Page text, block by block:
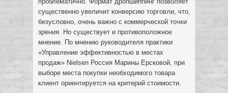
существенно увеличит конверсию торговли, что,
безусловно, очень важно с коммерческой точки
зрения. Но существует и противоположное
мнение. По мнению руководителя практики
«Управление эффективностью в местах
продаж» Nielsen Россия Марины Ерсковой, при
выборе места покупки необходимого товара
клиент ориентируется на критерий стоимости.